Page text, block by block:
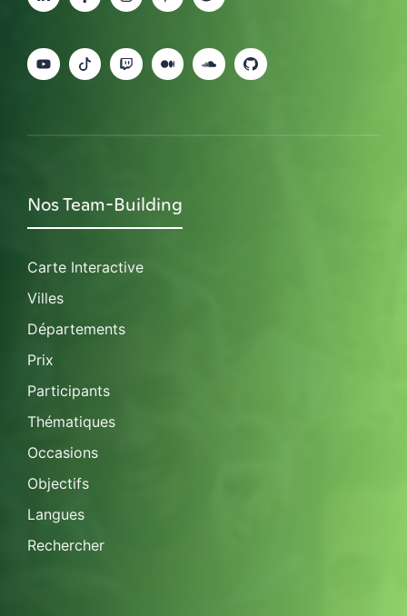
Nos Team-Building
Carte Interactive
Villes
Départements
Prix
Participants
Thématiques
Occasions
Objectifs
Langues
Rechercher